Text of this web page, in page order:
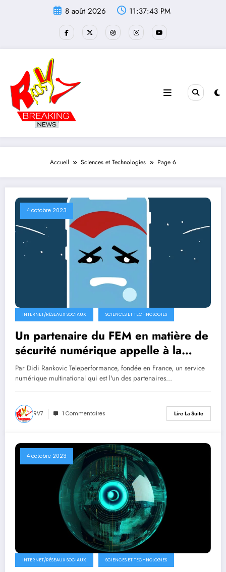
8 août 2026 11:37:44 PM
Accueil Sciences et Technologies Page 6
4 octobre 2023
INTERNET/RÉSEAUX SOCIAUX SCIENCES ET TECHNOLOGIES
Un partenaire du FEM en matière de
sécurité numérique appelle à la
répression en ligne des contenus «
préjudiciables »
Par Didi Rankovic Teleperformance, fondée en France, un service
numérique multinational qui est l'un des partenaires…
RV7 1 Commentaires Lire La Suite
4 octobre 2023
INTERNET/RÉSEAUX SOCIAUX SCIENCES ET TECHNOLOGIES